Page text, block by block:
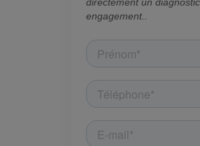
engagement..